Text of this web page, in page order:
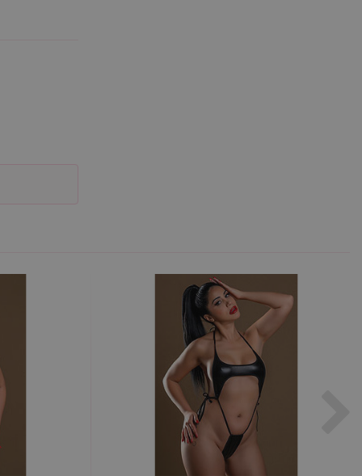
Webové stránky nelze
pro správnou
aktualizace běžněji
uživatelů
každého požadavku na
analytické přehledy
používaného k